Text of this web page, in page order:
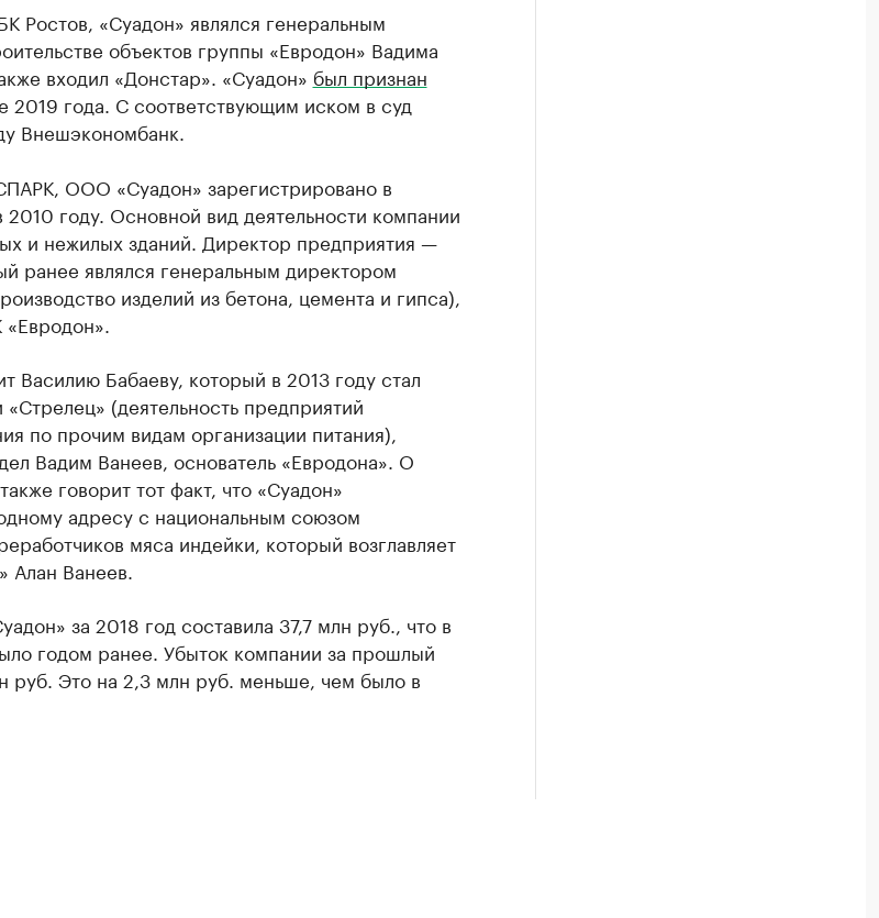
Ростов, «Суадон» являлся генеральным
объектов группы «Евродон» Вадима
входил «Донстар». «Суадон» был признан
2019 года. С соответствующим иском в суд
Внешэкономбанк.
ООО «Суадон» зарегистрировано в
2010 году. Основной вид деятельности компании
и нежилых зданий. Директор предприятия —
ранее являлся генеральным директором
изделий из бетона, цемента и гипса),
Василию Бабаеву, который в 2013 году стал
(деятельность предприятий
по прочим видам организации питания),
Вадим Ванеев, основатель «Евродона». О
говорит тот факт, что «Суадон»
адресу с национальным союзом
мяса индейки, который возглавляет
Алан Ванеев.
за 2018 год составила 37,7 млн руб., что в
годом ранее. Убыток компании за прошлый
руб. Это на 2,3 млн руб. меньше, чем было в